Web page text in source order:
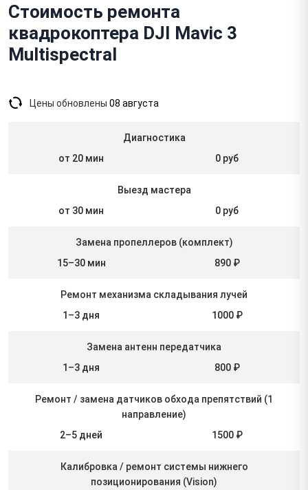
Стоимость ремонта
квадрокоптера DJI Mavic 3
Multispectral
Цены обновлены 08 августа
Диагностика
от 20 мин
0 руб
Выезд мастера
от 30 мин
0 руб
Замена пропеллеров (комплект)
15–30 мин
890 ₽
Ремонт механизма складывания лучей
1–3 дня
1000 ₽
Замена антенн передатчика
1–3 дня
800 ₽
Ремонт / замена датчиков обхода препятствий (1
направление)
2–5 дней
1500 ₽
Калибровка / ремонт системы нижнего
позиционирования (Vision)